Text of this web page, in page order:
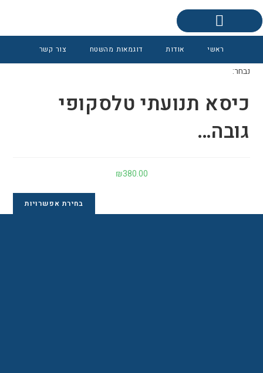
ראשי אודות דוגמאות מהשטח צור קשר
נבחר:
כיסא תנועתי טלסקופי
גובה…
₪380.00
בחירת אפשרויות